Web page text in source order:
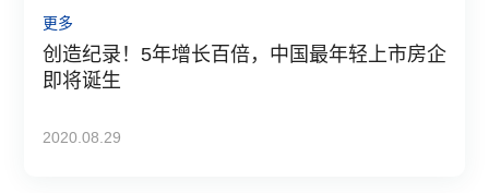
更多
创造纪录！5年增长百倍，中国最年轻上市房企
即将诞生
2020.08.29